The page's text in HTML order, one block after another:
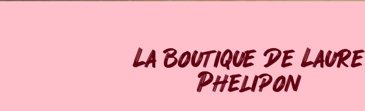
La boutique de Laure
Phelipon